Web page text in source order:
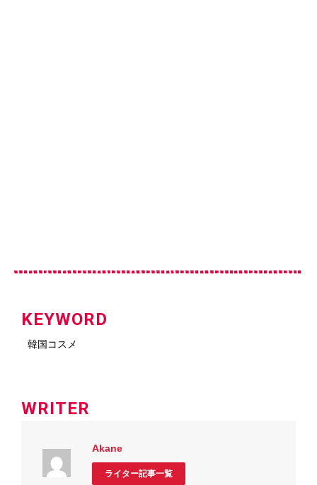
KEYWORD
韓国コスメ
WRITER
Akane
ライター記事一覧